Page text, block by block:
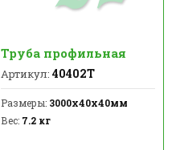
Труба профильная
Артикул: 40402Т
Размеры:3000x40х40мм
Вес:7.2 кг